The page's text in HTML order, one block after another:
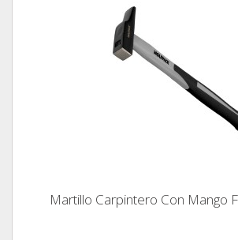
Martillo Carpintero Con Mango